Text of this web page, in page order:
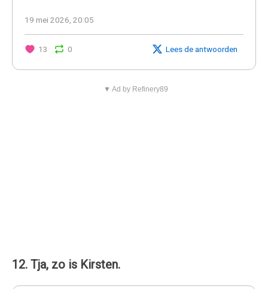
19 mei 2026, 20:05
13 0 Lees de antwoorden
▼ Ad by Refinery89
12. Tja, zo is Kirsten.